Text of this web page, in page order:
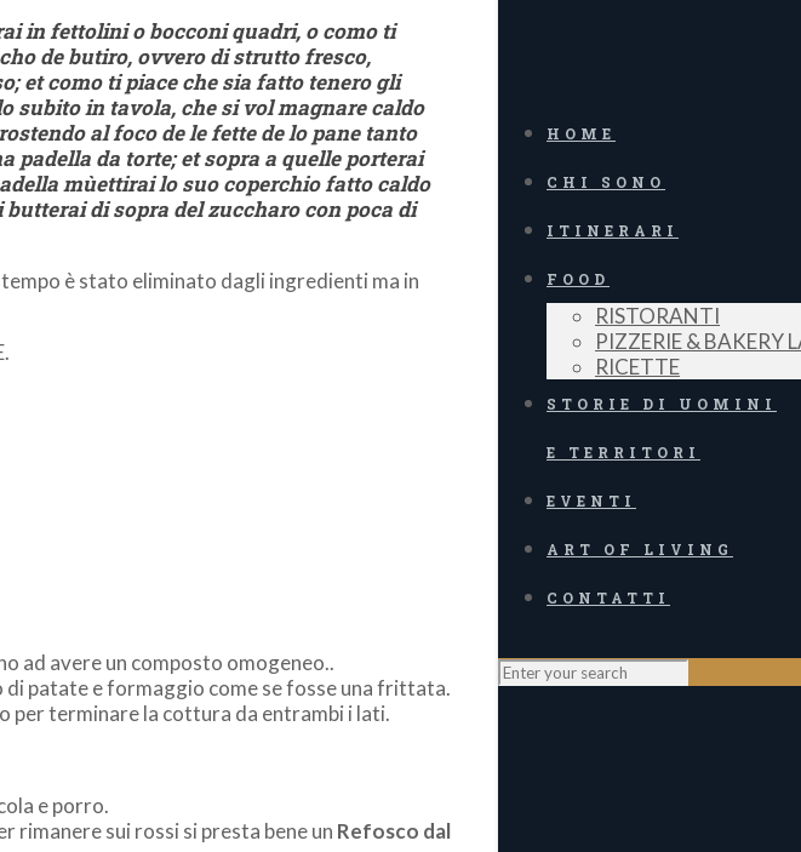
HOME
CHI SONO
ITINERARI
FOOD
RISTORANTI
PIZZERIE & BAKERY
RICETTE
STORIE DI UOMINI
E TERRITORI
EVENTI
ART OF LIVING
CONTATTI
in fettolini o bocconi quadri, o como ti
de butiro, ovvero di strutto fresco,
et como ti piace che sia fatto tenero gli
subito in tavola, che si vol magnare caldo
al foco de le fette de lo pane tanto
padella da torte; et sopra a quelle porterai
mùettirai lo suo coperchio fatto caldo
di sopra del zuccharo con poca di
è stato eliminato dagli ingredienti ma in
ad avere un composto omogeneo..
di patate e formaggio come se fosse una frittata.
per terminare la cottura da entrambi i lati.
e porro.
rimanere sui rossi si presta bene un Refosco dal